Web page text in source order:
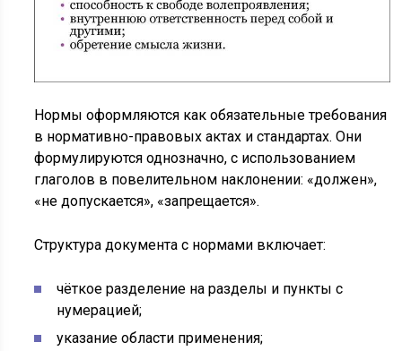
Нормы оформляются как обязательные требования
в нормативно-правовых актах и стандартах. Они
формулируются однозначно, с использованием
глаголов в повелительном наклонении: «должен»,
«не допускается», «запрещается».
Структура документа с нормами включает:
чёткое разделение на разделы и пункты с
нумерацией;
указание области применения;